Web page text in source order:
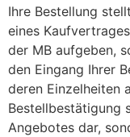
Ihre Bestellung
eines
der MB aufgeben,
den Eingang Ihrer
deren Einzelheiten
Bestellbestätigung
Angebotes dar,